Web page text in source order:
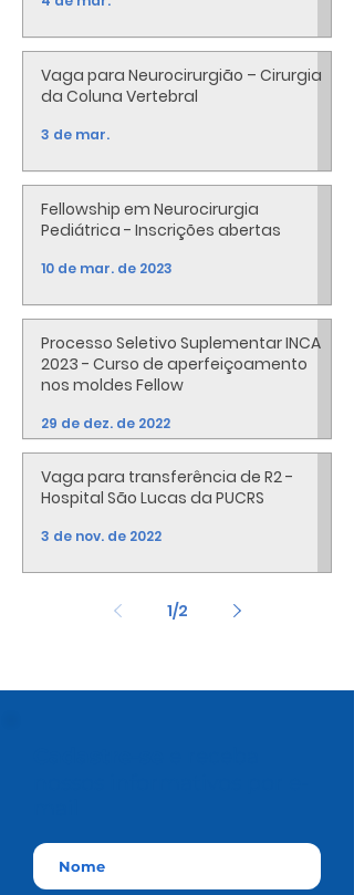
Vaga para Neurocirurgião – Cirurgia
da Coluna Vertebral
3 de mar.
Fellowship em Neurocirurgia
Pediátrica - Inscrições abertas
10 de mar. de 2023
Processo Seletivo Suplementar INCA
2023 - Curso de aperfeiçoamento
nos moldes Fellow
29 de dez. de 2022
Vaga para transferência de R2 -
Hospital São Lucas da PUCRS
3 de nov. de 2022
1/2